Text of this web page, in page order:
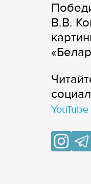
В.В.
YouTube